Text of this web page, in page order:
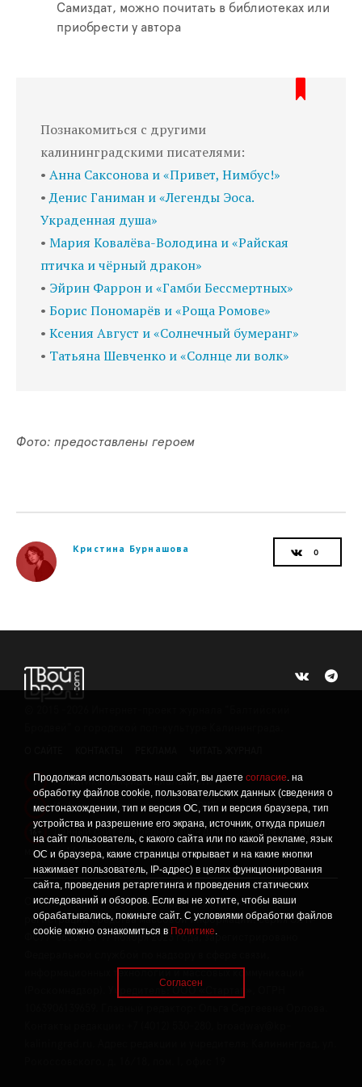
Продолжая использовать наш сайт, вы даете согласие. на
обработку файлов cookie, пользовательских данных (сведения о
местонахождении, тип и версия ОС, тип и версия браузера, тип
устройства и разрешение его экрана, источник, откуда пришел
на сайт пользователь, с какого сайта или по какой рекламе, язык
ОС и браузера, какие страницы открывает и на какие кнопки
нажимает пользователь, IP-адрес) в целях функционирования
сайта, проведения ретаргетинга и проведения статических
исследований и обзоров. Если вы не хотите, чтобы ваши
обрабатывались, покиньте сайт. С условиями обработки файлов
cookie можно ознакомиться в Политике.
Согласен
Самиздат, можно почитать в библиотеках или
приобрести у автора
Познакомиться с другими
калининградскими писателями:
• Анна Саксонова и «Привет, Нимбус!»
•Денис Ганиман и «Легенды Эоса.
Украденная душа»
• Мария Ковалёва-Володина и «Райская
птичка и чёрный дракон»
• Эйрин Фаррон и «Гамби Бессмертных»
• Борис Пономарёв и «Роща Ромове»
• Ксения Август и «Солнечный бумеранг»
• Татьяна Шевченко и «Солнце ли волк»
Фото: предоставлены героем
Кристина Бурнашова
! Политика конфиденциальности
! Информация о проведении СОУТ
Данный сайт не предназначен для просмотра лицам
младше 16 лет.
Сетевое издание «Твой Бро», реестровая запись о
регистрации средства массовой информации: серия Эл №